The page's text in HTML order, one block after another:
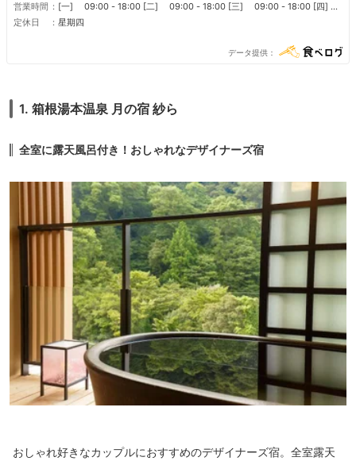
営業時間
[一] 09:00 - 18:00 [二] 09:00 - 18:00 [三] 09:00 - 18:00 [四]
定休日 [五] 09:00 - 18:00 [六] 09:00 - 18:00 [日] 09:00 - 18:00
定休日 星期四
データ提供
1. 箱根湯本温泉 月の宿 紗ら
全室に露天風呂付き！おしゃれなデザイナーズ宿
おしゃれ好きなカップルにおすすめのデザイナーズ宿。全室露天